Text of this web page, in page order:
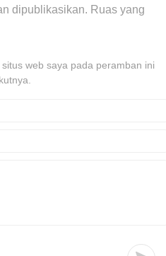
dipublikasikan. Ruas yang
web saya pada peramban ini